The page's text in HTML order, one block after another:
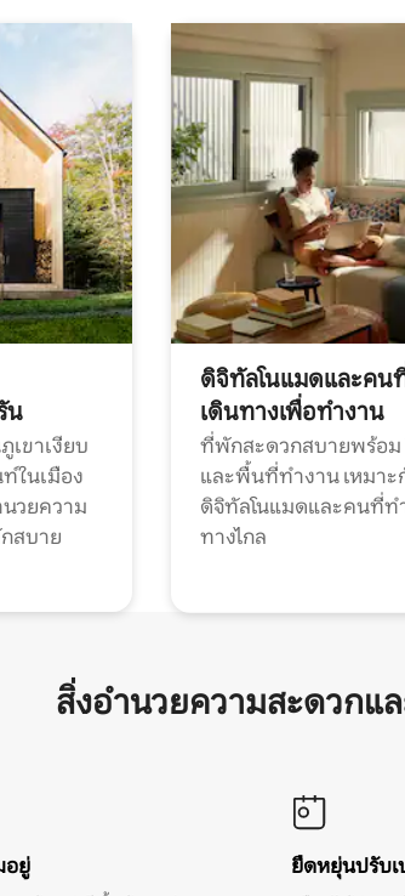
น
เขาเงียบ
ในเมือง
วยความ
สบาย
ดิจิทัลโนแมดและคน
เดินทางเพื่อทำงาน
ที่พักสะดวกสบายพร้อม
และพื้นที่ทำงาน เหมาะ
ดิจิทัลโนแมดและคนที่ท
ทางไกล
สิ่งอำนวยความสะดวกแ
อยู่
ยืดหยุ่นปรับเ